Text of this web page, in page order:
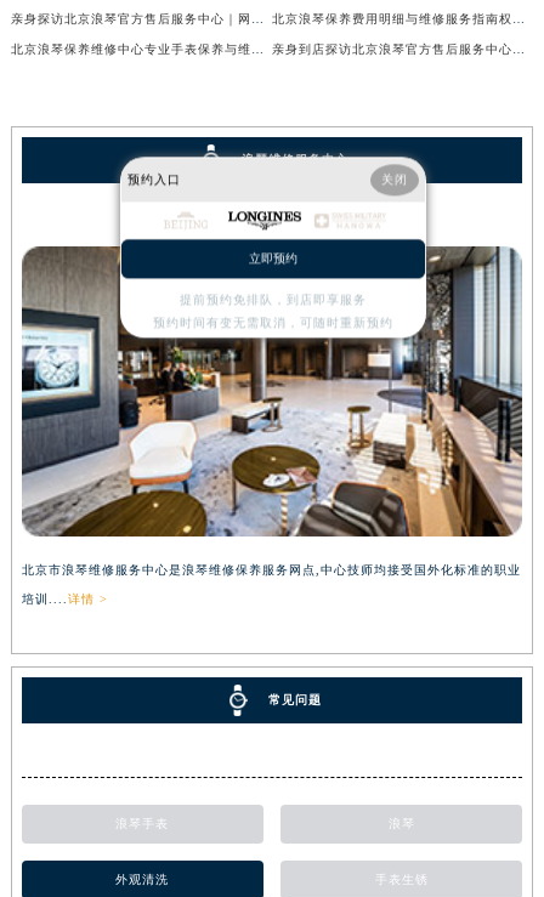
亲身探访北京浪琴官方售后服务中心｜网点地址与电话（2026年7月最新） 北京浪琴保养费用明细与维修服务指南权威公示（2026年7月最新）
北京浪琴保养维修中心专业手表保养与维修服务权威公示（2026年7月最新） 亲身到店探访北京浪琴官方售后服务中心｜最新电话及地址（2026年7月最新）
浪琴维修服务中心
北京浪琴维修服务中心
北京市浪琴维修服务中心是浪琴维修保养服务网点,中心技师均接受国外化标准的职业
培训.... 详情 >
常见问题
浪琴手表 浪琴
外观清洗 手表生锈
预约入口 关闭
立即预约
提前预约免排队，到店即享服务
预约时间有变无需取消，可随时重新预约